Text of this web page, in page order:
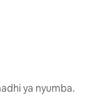
ya nyumba.